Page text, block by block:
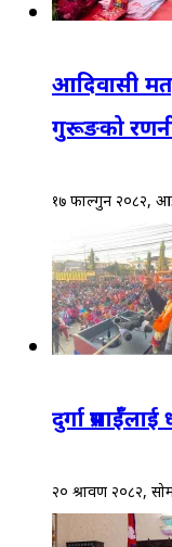
आदिवासी
गुरूङको
१७ फाल्गुन २०८२,
दुर्गा
२० श्रावण २०८२,